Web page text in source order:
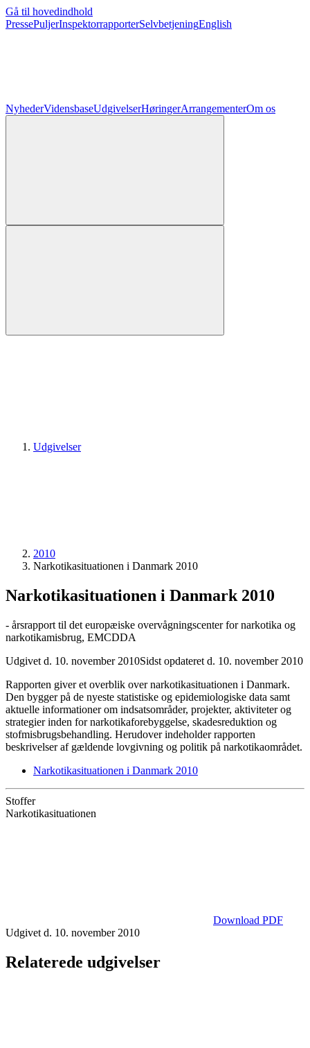
Gå til hovedindhold
PressePuljerInspektorrapporterSelvbetjeningEnglish
NyhederVidensbaseUdgivelserHøringerArrangementerOm os
Udgivelser
2010
Narkotika­situationen i Danmark 2010
Narkotika­situationen i Danmark 2010
- årsrapport til det europæiske overvågningscenter for narkotika og
narkotikamisbrug, EMCDDA
Udgivet d. 10. november 2010Sidst opdateret d. 10. november 2010
Rapporten giver et overblik over narkotikasituationen i Danmark.
Den bygger på de nyeste statistiske og epidemiologiske data samt
aktuelle informationer om indsatsområder, projekter, aktiviteter og
strategier inden for narkotikaforebyggelse, skadesreduktion og
stofmisbrugsbehandling. Herudover indeholder rapporten
beskrivelser af gældende lovgivning og politik på narkotikaområdet.
Narkotikasituationen i Danmark 2010
Stoffer
Narkotikasituationen
Download PDF
Udgivet d. 10. november 2010
Relaterede udgivelser